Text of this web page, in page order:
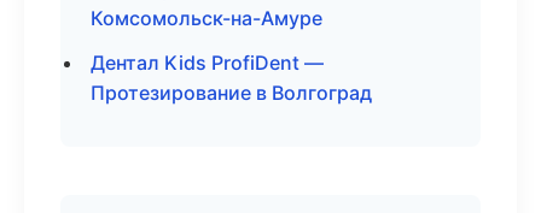
Комсомольск-на-Амуре
Дентал Kids ProfiDent —
Протезирование в Волгоград